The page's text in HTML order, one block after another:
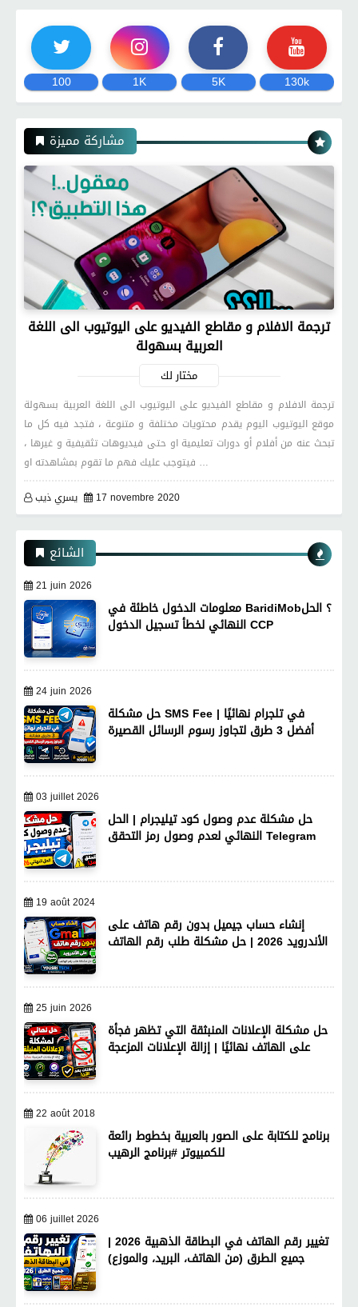
100 1K 5K 130k
مشاركة مميزة
ترجمة الافلام و مقاطع الفيديو على اليوتيوب الى اللغة
العربية بسهولة
مختار لك
ترجمة الافلام و مقاطع الفيديو على اليوتيوب الى اللغة العربية بسهولة
موقع اليوتيوب اليوم يقدم محتويات مختلفة و متنوعة ، فتجد فيه كل ما
تبحث عنه من أفلام أو دورات تعليمية او حتى فيديوهات تثقيفية و غيرها ،
فيتوجب عليك فهم ما تقوم بمشاهدته او …
يسري ذيب
17 novembre 2020
الشائع
21 juin 2026
معلومات الدخول خاطئة في BaridiMob؟ الحل
النهائي لخطأ تسجيل الدخول CCP
24 juin 2026
حل مشكلة SMS Fee في تلجرام نهائيًا |
أفضل 3 طرق لتجاوز رسوم الرسائل القصيرة
03 juillet 2026
حل مشكلة عدم وصول كود تيليجرام | الحل
النهائي لعدم وصول رمز التحقق Telegram
19 août 2024
إنشاء حساب جيميل بدون رقم هاتف على
الأندرويد 2026 | حل مشكلة طلب رقم الهاتف
25 juin 2026
حل مشكلة الإعلانات المنبثقة التي تظهر فجأة
على الهاتف نهائيًا | إزالة الإعلانات المزعجة
22 août 2018
برنامج للكتابة على الصور بالعربية بخطوط رائعة
للكمبيوتر #برنامج الرهيب
06 juillet 2026
تغيير رقم الهاتف في البطاقة الذهبية 2026 |
جميع الطرق (من الهاتف، البريد، والموزع)